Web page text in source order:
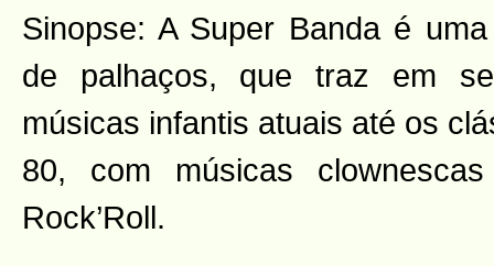
Sinopse: A Super Banda é
de palhaços, que traz em
músicas infantis atuais até os
80, com músicas
Rock’Roll.